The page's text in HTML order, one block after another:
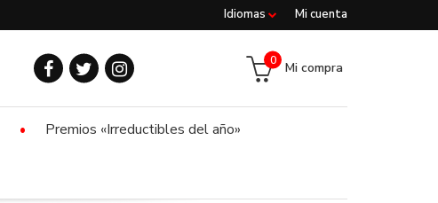
Mi cuenta
Idiomas
Mi compra
0
Premios «Irreductibles del año»